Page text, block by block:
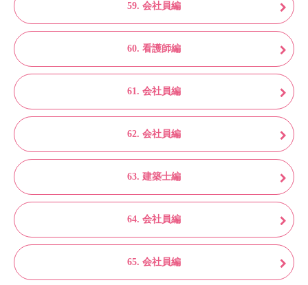
59. 会社員編
60. 看護師編
61. 会社員編
62. 会社員編
63. 建築士編
64. 会社員編
65. 会社員編